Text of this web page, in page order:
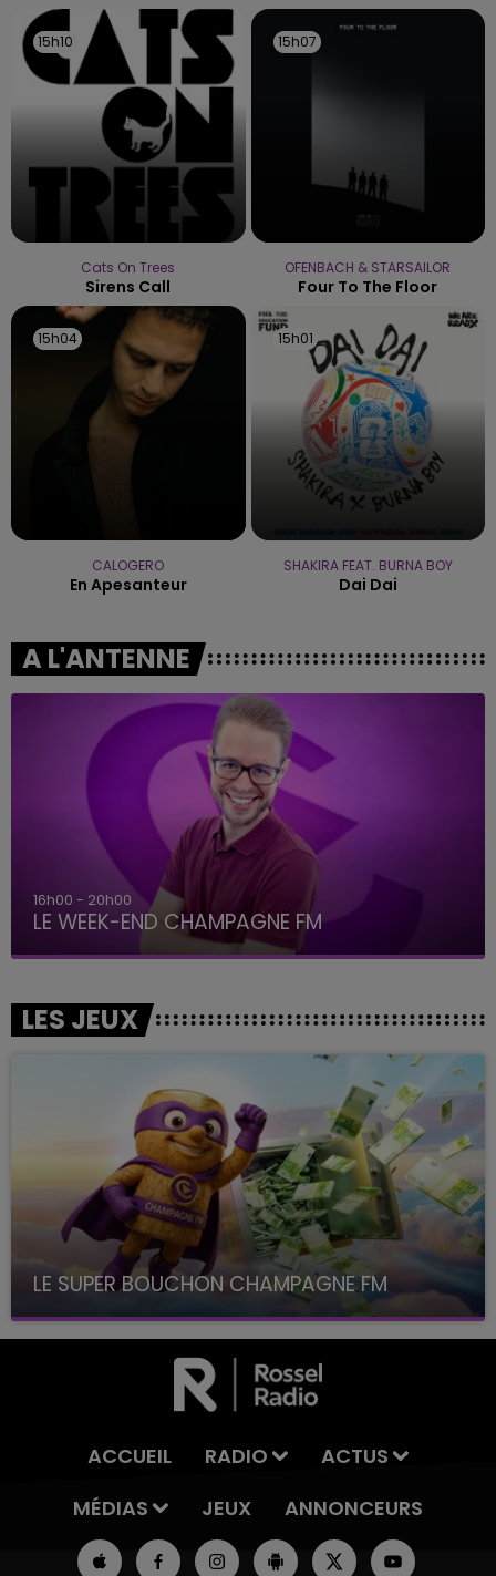
15h10
15h10
Cats On Trees
Sirens Call
15h07
15h07
OFENBACH & STARSAILOR
Four To The Floor
15h04
15h04
CALOGERO
En Apesanteur
15h01
15h01
SHAKIRA FEAT. BURNA BOY
Dai Dai
A L'ANTENNE
16h00 - 20h00
LE WEEK-END CHAMPAGNE FM
LES JEUX
LE SUPER BOUCHON CHAMPAGNE FM
avec La Famille Champagne FM, à 8H10
ACCUEIL RADIO
ACTUS
MÉDIAS
JEUX ANNONCEURS